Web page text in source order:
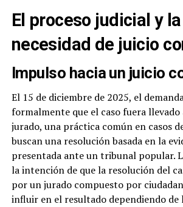
El proceso judicial y la
necesidad de juicio
Impulso hacia un juicio
El 15 de diciembre de 2025, el
formalmente que el caso fuera llevado
jurado, una práctica común en casos
buscan una resolución basada en la
presentada ante un tribunal popular.
la intención de que la resolución del
por un jurado compuesto por
influir en el resultado dependiendo de